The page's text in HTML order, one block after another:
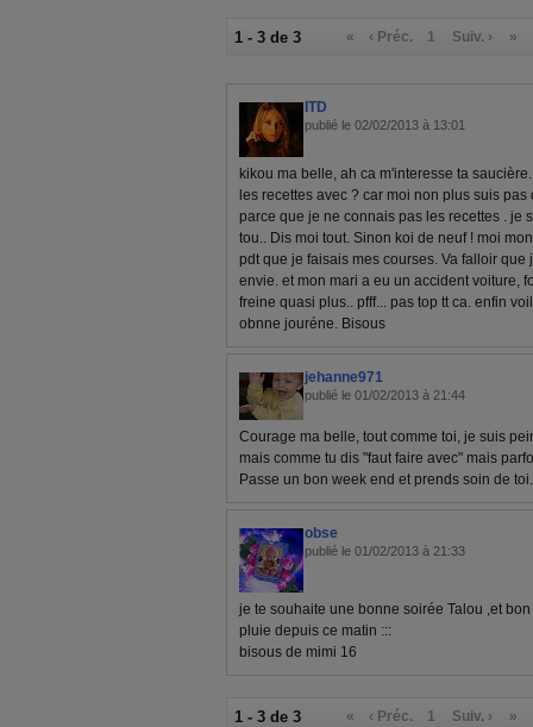
1 - 3 de 3 « ‹ Préc. 1 Suiv. › »
ITD
publié le 02/02/2013 à 13:01
kikou ma belle, ah ca m'interesse ta
les recettes avec ? car moi non plus suis
parce que je ne connais pas les recettes . je
tou.. Dis moi tout. Sinon koi de neuf ! moi
pdt que je faisais mes courses. Va falloir que
envie. et mon mari a eu un accident voiture,
freine quasi plus.. pfff... pas top tt ca. enfin
obnne jouréne. Bisous
jehanne971
publié le 01/02/2013 à 21:44
Courage ma belle, tout comme toi, je suis
mais comme tu dis "faut faire avec" mais
Passe un bon week end et prends soin de
obse
publié le 01/02/2013 à 21:33
je te souhaite une bonne soirée Talou ,et
pluie depuis ce matin :::
bisous de mimi 16
1 - 3 de 3 « ‹ Préc. 1 Suiv. › »